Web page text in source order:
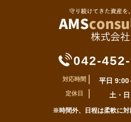
042-
対応時間 平日 9:00
定休日 土・
※時間外、日程は柔軟に対